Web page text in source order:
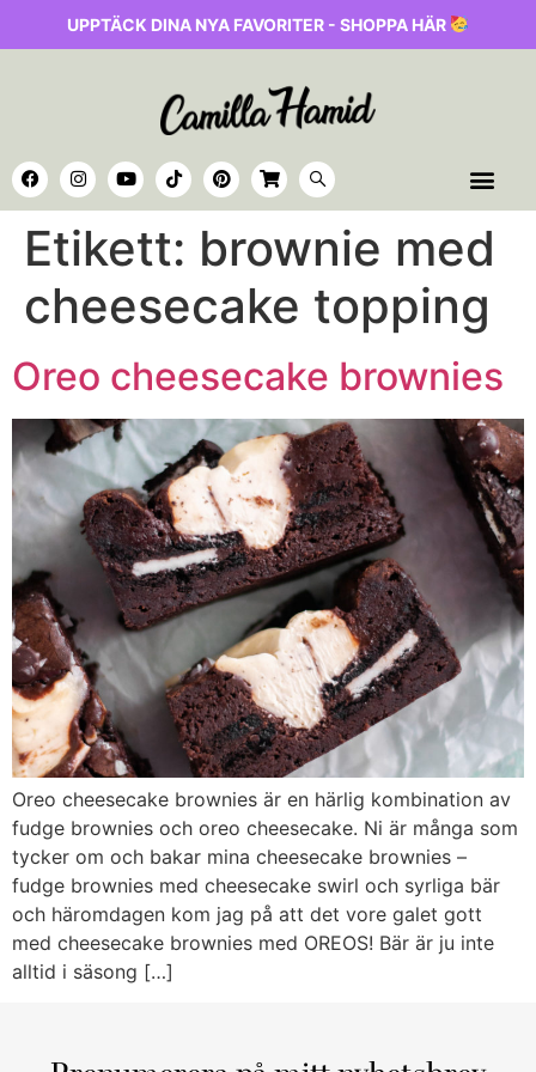
UPPTÄCK DINA NYA FAVORITER - SHOPPA HÄR
Etikett: brownie med
cheesecake topping
Oreo cheesecake brownies
Oreo cheesecake brownies är en härlig kombination av
fudge brownies och oreo cheesecake. Ni är många som
tycker om och bakar mina cheesecake brownies –
fudge brownies med cheesecake swirl och syrliga bär
och häromdagen kom jag på att det vore galet gott
med cheesecake brownies med OREOS! Bär är ju inte
alltid i säsong […]